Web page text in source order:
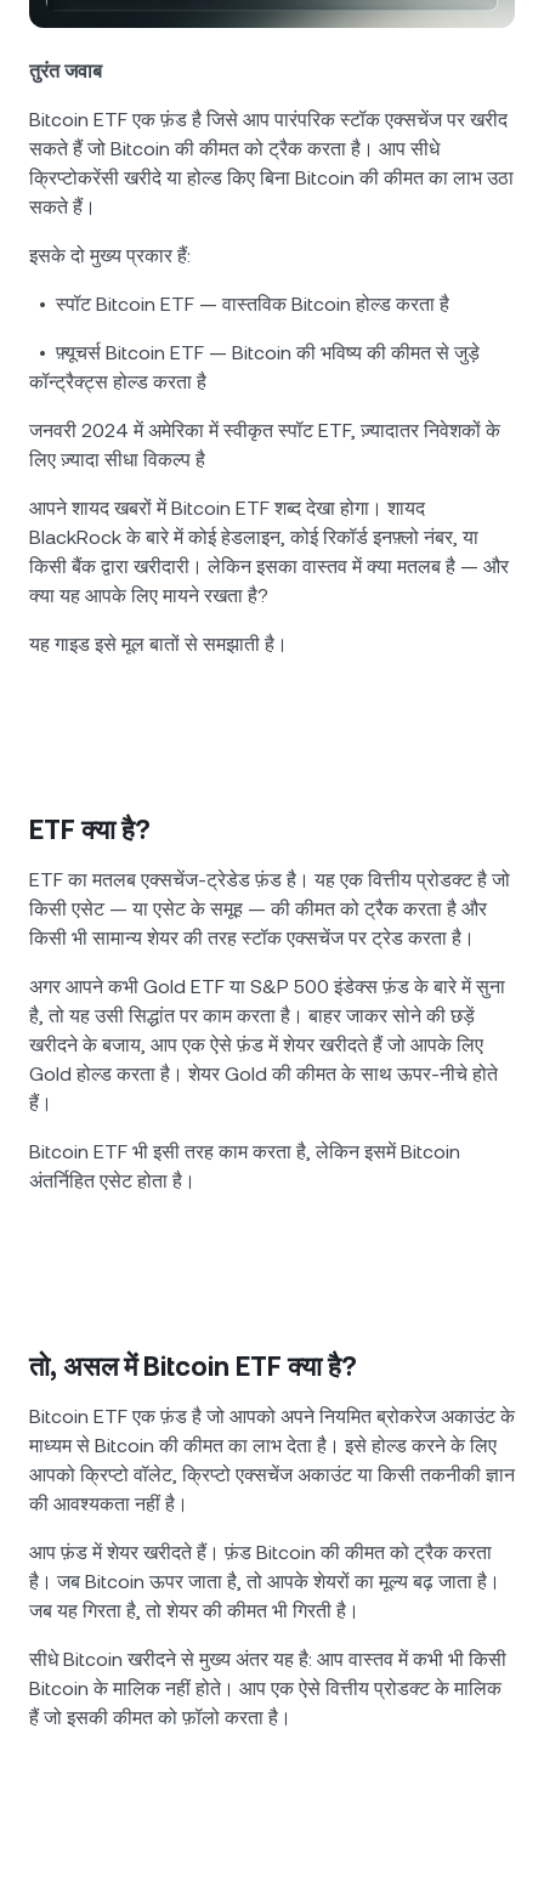
Nexo Card
निजी ग्राहक
लॉयल्टी प्रोग्राम
Tether
USD Coin USDC
Polkadot
XRP XRP
Solana SOL 0.84%
सभी एसेट्स ब्राउज़ करें
न्यूज़ और इनसाइट्स
हेल्प सेंटर
वेल्थ एकेडमी
तुरंत जवाब
Bitcoin ETF एक फ़ंड है जिसे आप पारंपरिक स्टॉक एक्सचेंज पर खरीद
सकते हैं जो Bitcoin की कीमत को ट्रैक करता है। आप सीधे
क्रिप्टोकरेंसी खरीदे या होल्ड किए बिना Bitcoin की कीमत का लाभ उठा
सकते हैं।
इसके दो मुख्य प्रकार हैं:
• स्पॉट Bitcoin ETF — वास्तविक Bitcoin होल्ड करता है
• फ़्यूचर्स Bitcoin ETF — Bitcoin की भविष्य की कीमत से जुड़े
कॉन्ट्रैक्ट्स होल्ड करता है
जनवरी 2024 में अमेरिका में स्वीकृत स्पॉट ETF, ज़्यादातर निवेशकों के
लिए ज़्यादा सीधा विकल्प है
आपने शायद खबरों में Bitcoin ETF शब्द देखा होगा। शायद
BlackRock के बारे में कोई हेडलाइन, कोई रिकॉर्ड इनफ़्लो नंबर, या
किसी बैंक द्वारा खरीदारी। लेकिन इसका वास्तव में क्या मतलब है — और
क्या यह आपके लिए मायने रखता है?
यह गाइड इसे मूल बातों से समझाती है।
ETF क्या है?
ETF का मतलब एक्सचेंज-ट्रेडेड फ़ंड है। यह एक वित्तीय प्रोडक्ट है जो
किसी एसेट — या एसेट के समूह — की कीमत को ट्रैक करता है और
किसी भी सामान्य शेयर की तरह स्टॉक एक्सचेंज पर ट्रेड करता है।
अगर आपने कभी Gold ETF या S&P 500 इंडेक्स फ़ंड के बारे में सुना
है, तो यह उसी सिद्धांत पर काम करता है। बाहर जाकर सोने की छड़ें
खरीदने के बजाय, आप एक ऐसे फ़ंड में शेयर खरीदते हैं जो आपके लिए
Gold होल्ड करता है। शेयर Gold की कीमत के साथ ऊपर-नीचे होते
हैं।
Bitcoin ETF भी इसी तरह काम करता है, लेकिन इसमें Bitcoin
अंतर्निहित एसेट होता है।
तो, असल में Bitcoin ETF क्या है?
Bitcoin ETF एक फ़ंड है जो आपको अपने नियमित ब्रोकरेज अकाउंट के
माध्यम से Bitcoin की कीमत का लाभ देता है। इसे होल्ड करने के लिए
आपको क्रिप्टो वॉलेट, क्रिप्टो एक्सचेंज अकाउंट या किसी तकनीकी ज्ञान
की आवश्यकता नहीं है।
आप फ़ंड में शेयर खरीदते हैं। फ़ंड Bitcoin की कीमत को ट्रैक करता
है। जब Bitcoin ऊपर जाता है, तो आपके शेयरों का मूल्य बढ़ जाता है।
जब यह गिरता है, तो शेयर की कीमत भी गिरती है।
सीधे Bitcoin खरीदने से मुख्य अंतर यह है: आप वास्तव में कभी भी किसी
Bitcoin के मालिक नहीं होते। आप एक ऐसे वित्तीय प्रोडक्ट के मालिक
हैं जो इसकी कीमत को फ़ॉलो करता है।